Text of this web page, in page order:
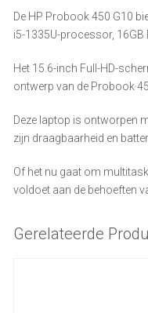
De HP Probook 450 G10
i5-1335U-processor, 16GB
Het 15.6-inch Full-HD-
ontwerp van de Probook
Deze laptop is ontworpen
zijn draagbaarheid en
Of het nu gaat om
voldoet aan de behoeften
Gerelateerde